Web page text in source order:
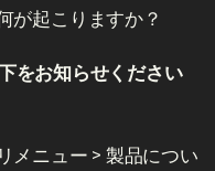
が起こりますか？
をお知らせください
メニュー > 製品につい